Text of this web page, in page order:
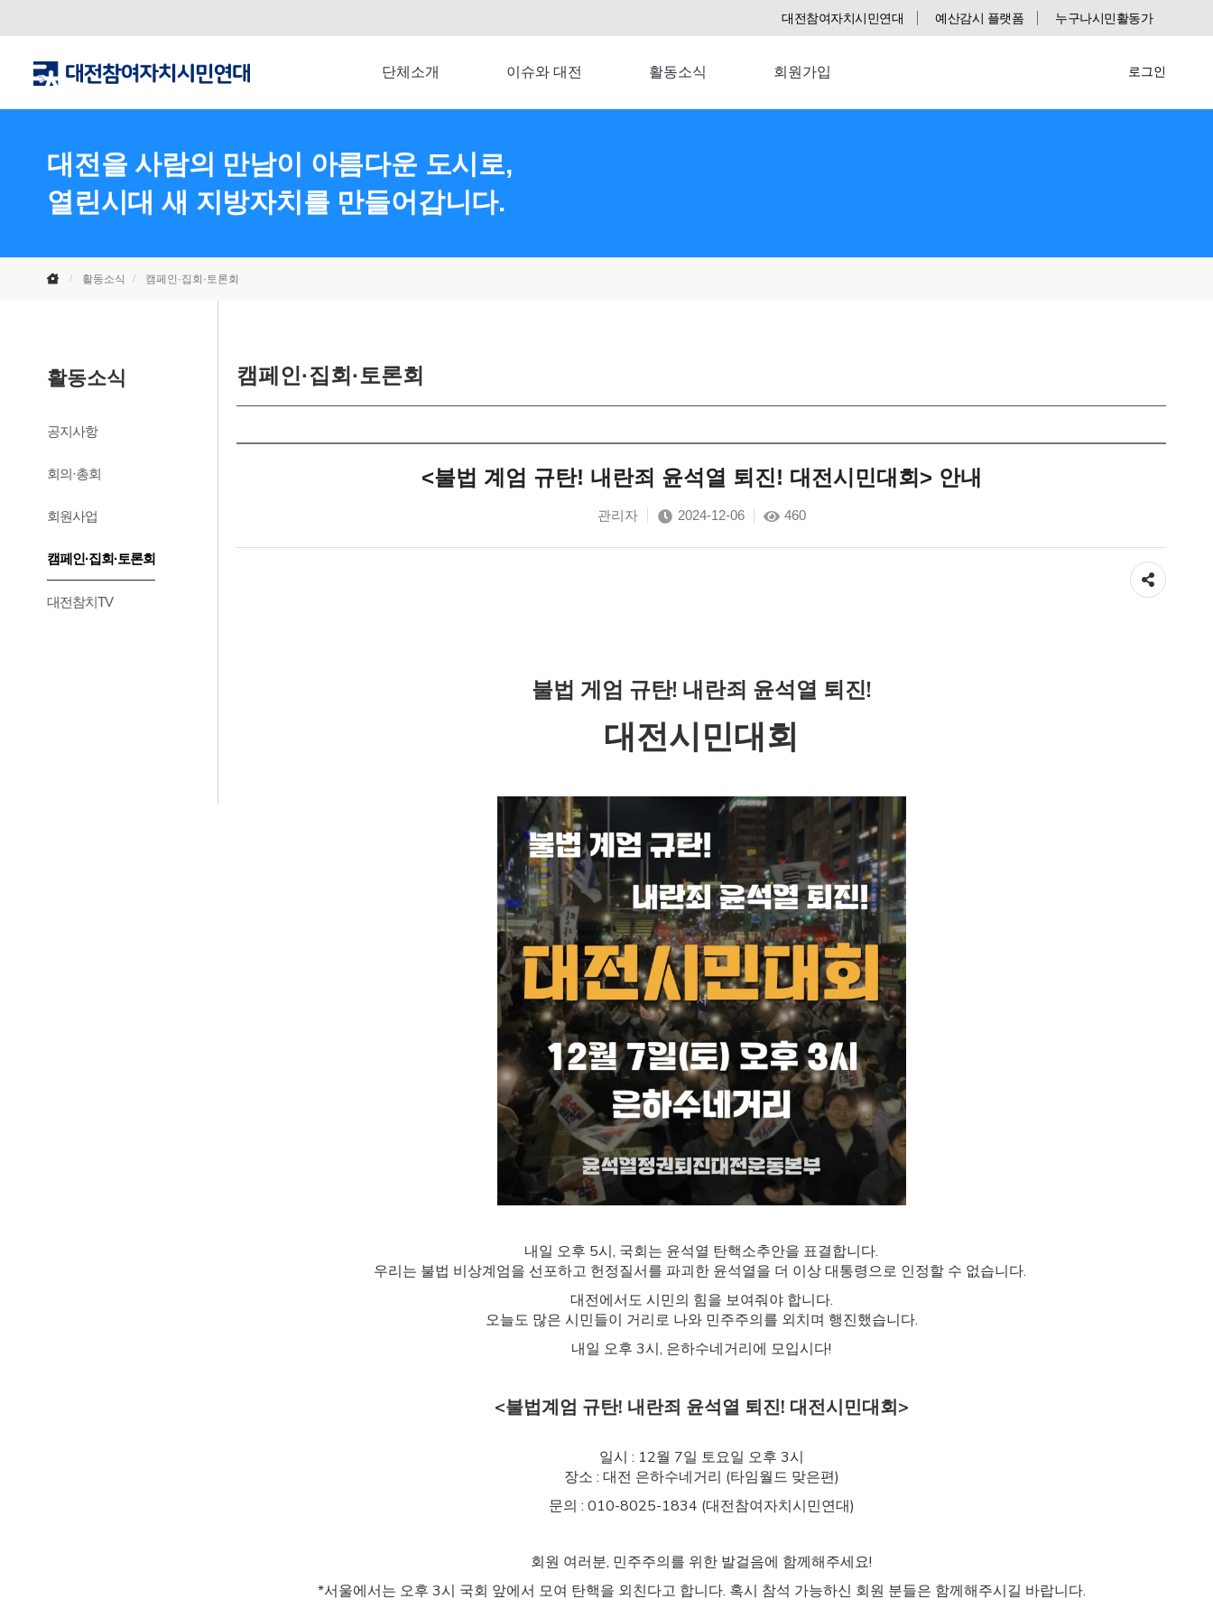
대전참여자치시민연대 예산감시 플랫폼 누구나시민활동가
로그인
단체소개 이슈와 대전 활동소식 회원가입
대전을 사람의 만남이 아름다운 도시로,
열린시대 새 지방자치를 만들어갑니다.
활동소식 캠페인·집회·토론회
활동소식
공지사항
회의·총회
회원사업
캠페인·집회·토론회
대전참치TV
캠페인·집회·토론회
<불법 계엄 규탄! 내란죄 윤석열 퇴진! 대전시민대회> 안내
관리자 2024-12-06 460
공유하기
불법 게엄 규탄! 내란죄 윤석열 퇴진!
대전시민대회
내일 오후 5시, 국회는 윤석열 탄핵소추안을 표결합니다.
우리는 불법 비상계엄을 선포하고 헌정질서를 파괴한 윤석열을 더 이상 대통령으로 인정할 수 없습니다.
대전에서도 시민의 힘을 보여줘야 합니다.
오늘도 많은 시민들이 거리로 나와 민주주의를 외치며 행진했습니다.
내일 오후 3시, 은하수네거리에 모입시다!
<불법계엄 규탄! 내란죄 윤석열 퇴진! 대전시민대회>
일시 : 12월 7일 토요일 오후 3시
장소 : 대전 은하수네거리 (타임월드 맞은편)
문의 : 010-8025-1834 (대전참여자치시민연대)
회원 여러분, 민주주의를 위한 발걸음에 함께해주세요!
*서울에서는 오후 3시 국회 앞에서 모여 탄핵을 외친다고 합니다. 혹시 참석 가능하신 회원 분들은 함께해주시길 바랍니다.